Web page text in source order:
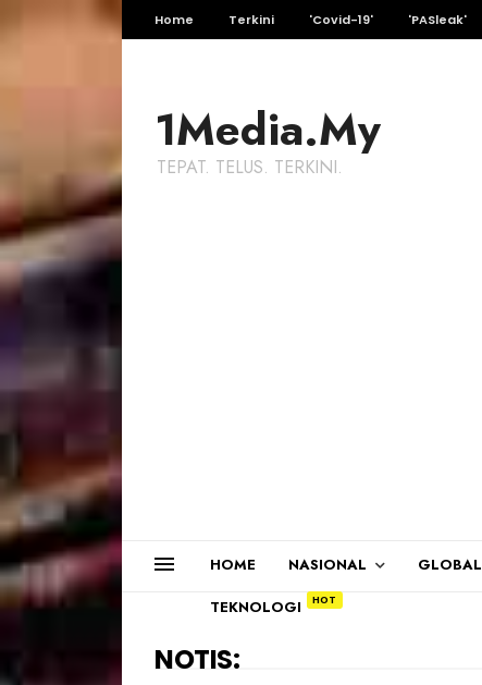
Home Terkini 'Covid-19' 'PASleak'
1Media.My
TEPAT. TELUS. TERKINI.
HOME NASIONAL GLOBAL
TEKNOLOGI
NOTIS: